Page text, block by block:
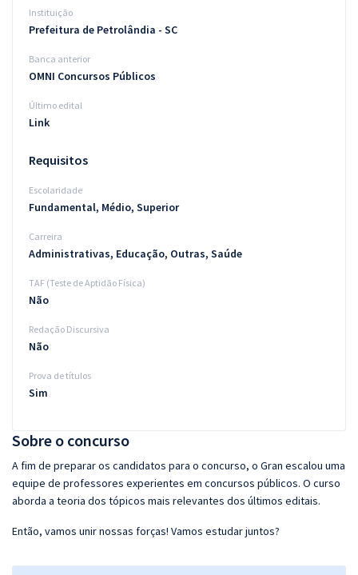
Blog
Sobre o concurso
A fim de preparar os candidatos para o concurso, o Gran escalou uma
equipe de professores experientes em concursos públicos. O curso
aborda a teoria dos tópicos mais relevantes dos últimos editais.
Então, vamos unir nossas forças! Vamos estudar juntos?
Instituição
Prefeitura de Petrolândia - SC
Banca anterior
OMNI Concursos Públicos
Último edital
Link
Requisitos
Escolaridade
Fundamental, Médio, Superior
Carreira
Administrativas, Educação, Outras, Saúde
TAF (Teste de Aptidão Física)
Não
Redação Discursiva
Não
Prova de títulos
Sim